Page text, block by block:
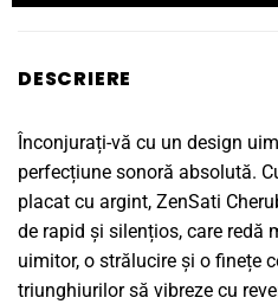
DESCRIERE
Înconjurați-vă cu un design
perfecțiune sonoră absolută.
placat cu argint, ZenSati
de rapid și silențios, care redă
uimitor, o strălucire și o finețe
triunghiurilor să vibreze cu